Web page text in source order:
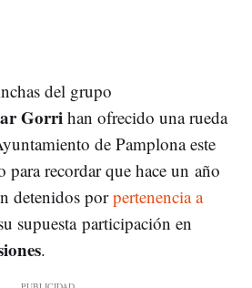
del grupo
Gorrihan ofrecido una rueda
de Pamplona este
para recordar que hace un año
detenidos porpertenencia a
supuesta participación en
.